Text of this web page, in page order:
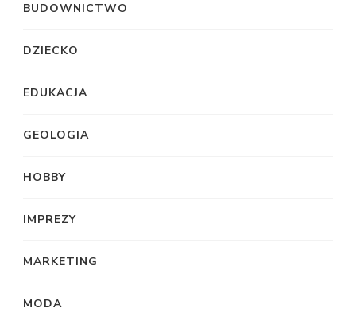
BUDOWNICTWO
DZIECKO
EDUKACJA
GEOLOGIA
HOBBY
IMPREZY
MARKETING
MODA